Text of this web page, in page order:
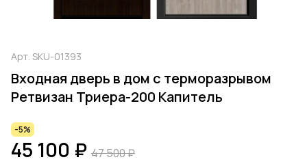
Арт. SKU-01393
Входная дверь в дом с терморазрывом
Ретвизан Триера-200 Капитель
-5%
45 100 ₽ 47 500 ₽